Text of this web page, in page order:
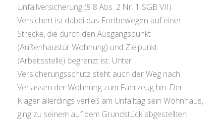
Unfallversicherung (§ 8 Abs. 2 Nr. 1 SGB VII).
Versichert ist dabei das Fortbewegen auf einer
Strecke, die durch den Ausgangspunkt
(Außenhaustür Wohnung) und Zielpunkt
(Arbeitsstelle) begrenzt ist. Unter
Versicherungsschutz steht auch der Weg nach
Verlassen der Wohnung zum Fahrzeug hin. Der
Kläger allerdings verließ am Unfalltag sein Wohnhaus,
ging zu seinem auf dem Grundstück abgestellten